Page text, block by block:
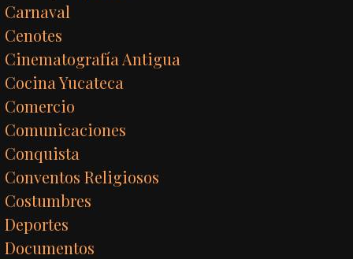
Carnaval
Cenotes
Cinematografía Antigua
Cocina Yucateca
Comercio
Comunicaciones
Conquista
Conventos Religiosos
Costumbres
Deportes
Documentos